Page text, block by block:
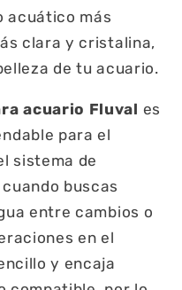
acuático más
clara y cristalina,
de tu acuario.
acuario Fluval es
para el
sistema de
buscas
entre cambios o
en el
y encaja